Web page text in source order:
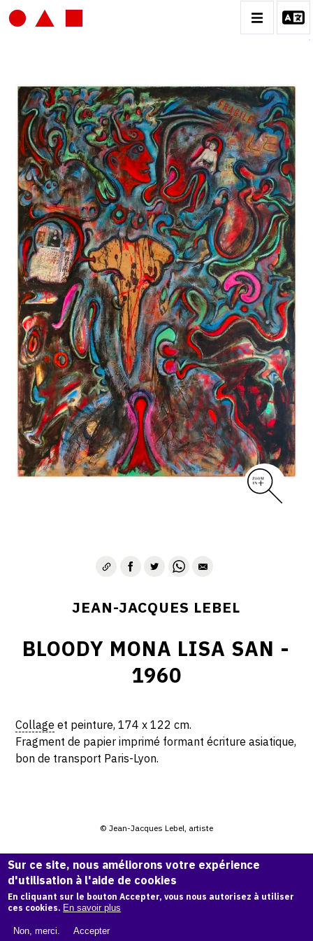
JEAN-JACQUES LEBEL
BIOGRAPHIE
CATALOGUE DES OEUVRES
VOL.1: HAPPENING / ACTION ART
VOL.2: PEINTURE / DESSIN / COLLAGES / OEUVRE
COLLECTIVES
VOL.3: SCULPTURES
CONTACT
JEAN-JACQUES LEBEL
BLOODY MONA LISA SAN -
1960
Collage et peinture, 174 x 122 cm.
Fragment de papier imprimé formant écriture asiatique,
bon de transport Paris-Lyon.
© Jean-Jacques Lebel, artiste
CITER CETTE ŒUVRE
Jean-Jacques Lebel,Bloody Mona Lisa San - 1960
Catalogue raisonné Jean-Jacques Lebel
Sur ce site, nous améliorons votre expérience
d'utilisation à l'aide de cookies
En cliquant sur le bouton Accepter, vous nous autorisez à utiliser
ces cookies. En savoir plus
Non, merci. Accepter